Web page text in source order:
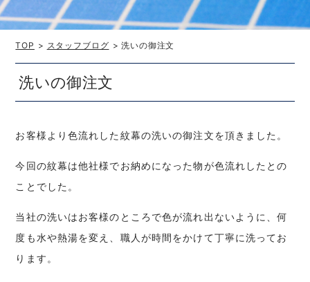
TOP > スタッフブログ > 洗いの御注文
洗いの御注文
お客様より色流れした紋幕の洗いの御注文を頂きました。
今回の紋幕は他社様でお納めになった物が色流れしたとの
ことでした。
当社の洗いはお客様のところで色が流れ出ないように、何
度も水や熱湯を変え、職人が時間をかけて丁寧に洗ってお
ります。